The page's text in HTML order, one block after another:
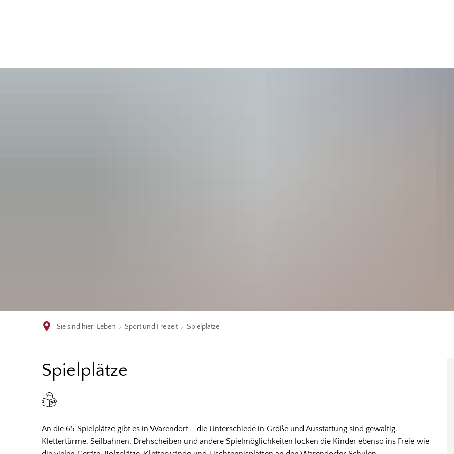
Sie sind hier: Leben Sport und Freizeit Spielplätze
SpielplätzeSpielplätze
An die 65 Spielplätze gibt es in Warendorf - die Unterschiede in Größe und Ausstattung sind gewaltig.
Klettertürme, Seilbahnen, Drehscheiben und andere Spielmöglichkeiten locken die Kinder ebenso ins Freie wie